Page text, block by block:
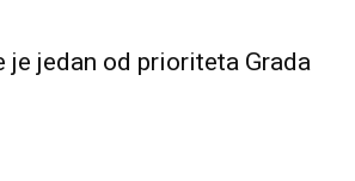
je jedan od prioriteta Grada